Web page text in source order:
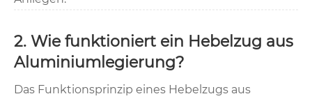
2. Wie funktioniert ein Hebelzug aus
Aluminiumlegierung?
Das Funktionsprinzip eines Hebelzugs aus